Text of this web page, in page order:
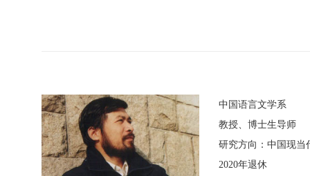
中国语言文学系
教授、博士生导师
研究方向：中国现当
2020年退休